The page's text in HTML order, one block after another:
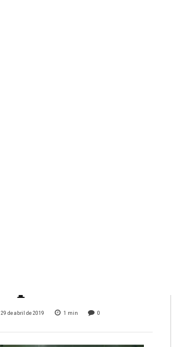
29 de abril de 2019 1 min 0